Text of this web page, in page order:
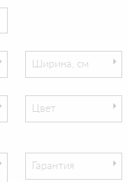
Ширина, см
Цвет
Гарантия